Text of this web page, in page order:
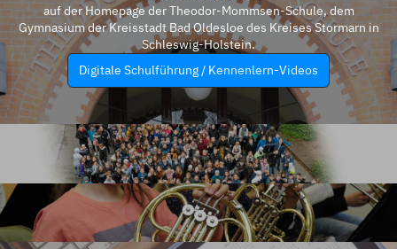
auf der Homepage der Theodor-Mommsen-Schule, dem
Gymnasium der Kreisstadt Bad Oldesloe des Kreises Stormarn in
Schleswig-Holstein.
Digitale Schulführung / Kennenlern-Videos